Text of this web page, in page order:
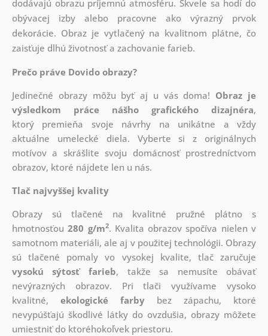
dodávajú obrazu príjemnú atmosféru. Skvele sa hodí do
obývacej izby alebo pracovne ako výrazný prvok
dekorácie. Obraz je vytlačený na kvalitnom plátne, čo
zaisťuje dlhú životnosť a zachovanie farieb.
Prečo práve Dovido obrazy?
Jedinečné obrazy môžu byť aj u vás doma! Obraz je
výsledkom práce nášho grafického dizajnéra,
ktorý premieňa svoje návrhy na unikátne a vždy
aktuálne umelecké diela. Vyberte si z originálnych
motívov a skrášlite svoju domácnosť prostredníctvom
obrazov, ktoré nájdete len u nás.
Tlač najvyššej kvality
Obrazy sú tlačené na kvalitné pružné plátno s
hmotnosťou280 g/m2. Kvalita obrazov spočíva nielen v
samotnom materiáli, ale aj v použitej technológii. Obrazy
sú tlačené pomaly vo vysokej kvalite, tlač zaručuje
vysokú sýtosť farieb, takže sa nemusíte obávať
nevýrazných obrazov. Pri tlači využívame vysoko
kvalitné, ekologické farby bez zápachu, ktoré
nevypúšťajú škodlivé látky do ovzdušia, obrazy môžete
umiestniť do ktoréhokoľvek priestoru.